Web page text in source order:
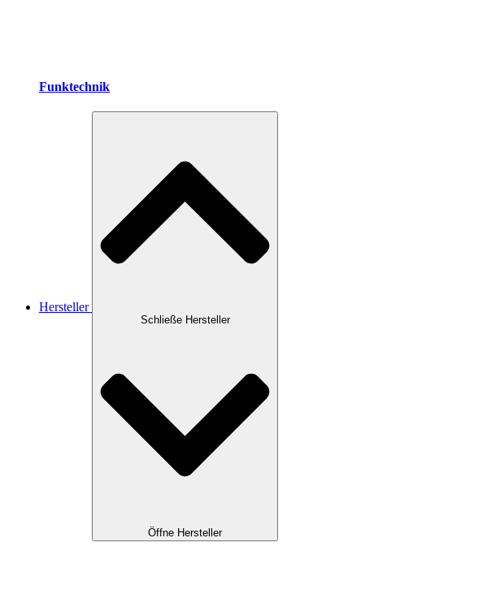
Funktechnik
Hersteller
Schließe Hersteller
Öffne Hersteller